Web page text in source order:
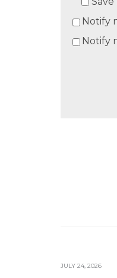
Notify
Notify
JULY 24, 2026